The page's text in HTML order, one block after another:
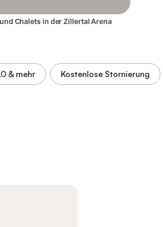
Chalets in der Zillertal Arena
& mehr Kostenlose Stornierung